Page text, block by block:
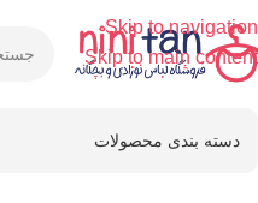
Skip to navigation
Skip to main content
دسته بندی محصولات